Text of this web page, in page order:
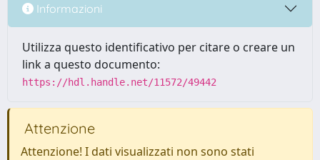
Informazioni
Utilizza questo identificativo per citare o creare un
link a questo documento:
https://hdl.handle.net/11572/49442
Attenzione
Attenzione! I dati visualizzati non sono stati